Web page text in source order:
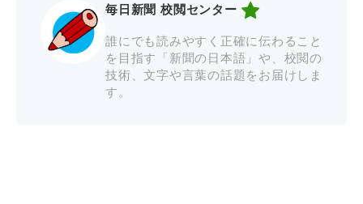
毎日新聞 校閲センター
誰にでも読みやすく正確に伝わること
を目指す「新聞の日本語」や、校閲の
技術、文字や言葉の話題をお届けしま
す。